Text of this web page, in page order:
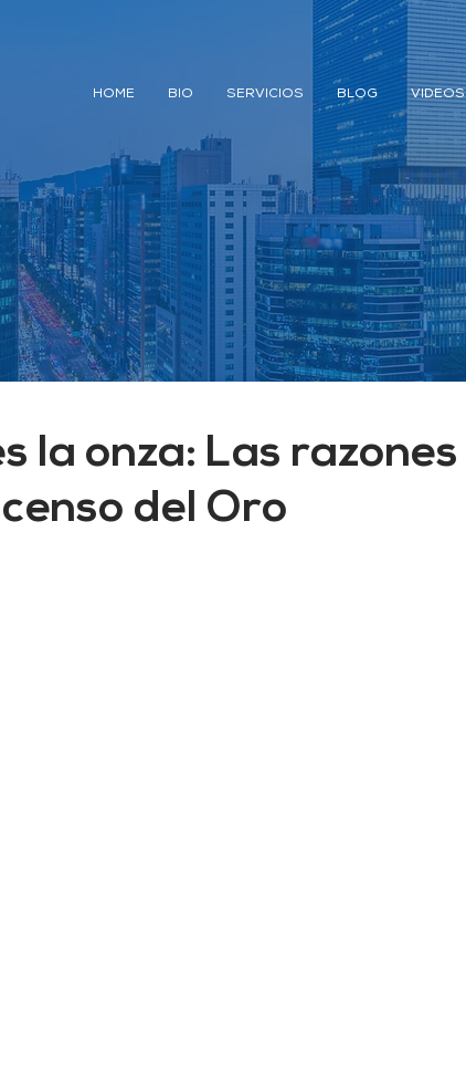
HOME BIO SERVICIOS BLOG VIDEOS
la onza: Las razones
del Oro